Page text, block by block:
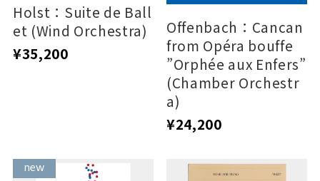
Holst：Suite de Ball
et (Wind Orchestra)
¥35,200
Offenbach：Cancan
from Opéra bouffe
”Orphée aux Enfers”
(Chamber Orchestr
a)
¥24,200
new
new